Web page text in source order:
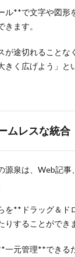
ル**で文字や図形
ます。
が途切れることな
きく広げよう」
ムレスな統合
源泉は、Web記事
を**ドラッグ＆ド
することができ
一元管理**できる